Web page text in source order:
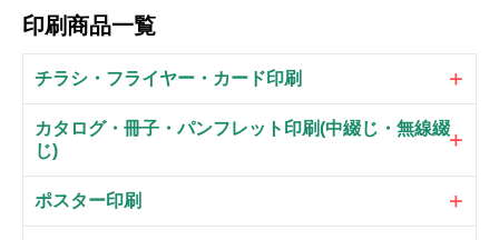
印刷商品一覧
チラシ・フライヤー・カード印刷
カタログ・冊子・パンフレット印刷(中綴じ・無線綴
じ)
ポスター印刷